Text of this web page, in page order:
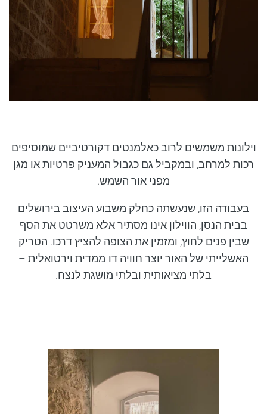
וילונות משמשים לרוב כאלמנטים דקורטיביים שמוסיפים
רכות למרחב, ובמקביל גם כגבול המעניק פרטיות או מגן
מפני אור השמש.
בעבודה הזו, שנעשתה כחלק משבוע העיצוב בירושלים
בבית הנסן, הווילון אינו מסתיר אלא משרטט את הסף
שבין פנים לחוץ, ומזמין את הצופה להציץ דרכו. הטריק
האשלייתי של האור יוצר חוויה דו-ממדית וירטואלית –
בלתי מציאותית ובלתי מושגת לנצח.